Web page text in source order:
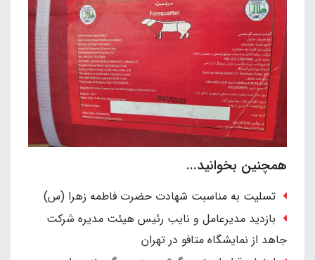
همچنین بخوانید...
تسلیت به مناسبت شهادت حضرت فاطمه زهرا (س)
بازدید مدیرعامل و نایب رئیس هیئت مدیره شرکت
جاهد از نمایشگاه متافو در تهران